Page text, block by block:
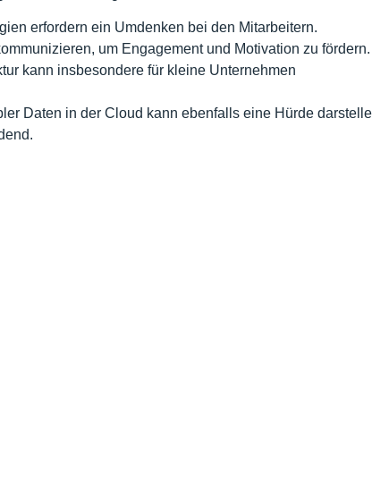
erfordern ein Umdenken bei den Mitarbeitern.
um Engagement und Motivation zu fördern.
kann insbesondere für kleine Unternehmen
Daten in der Cloud kann ebenfalls eine Hürde